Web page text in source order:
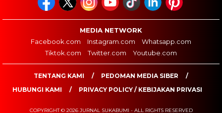
MEDIA NETWORK
Facebook.com
Instagram.com
Whatsapp.com
Tiktok.com
Twitter.com Youtube.com
TENTANG KAMI
PEDOMAN MEDIA SIBER
HUBUNGI KAMI
PRIVACY POLICY / KEBIJAKAN PRIVASI
COPYRIGHT © 2026 JURNAL SUKABUMI - ALL RIGHTS RESERVED